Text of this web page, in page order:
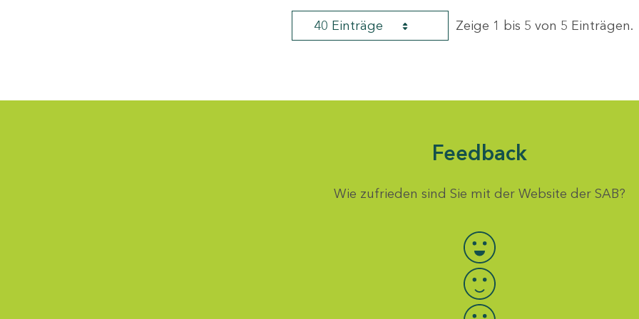
40 Einträge Zeige 1 bis 5 von 5 Einträgen.
Feedback
Wie zufrieden sind Sie mit der Website der SAB?
Bewertung auswählen